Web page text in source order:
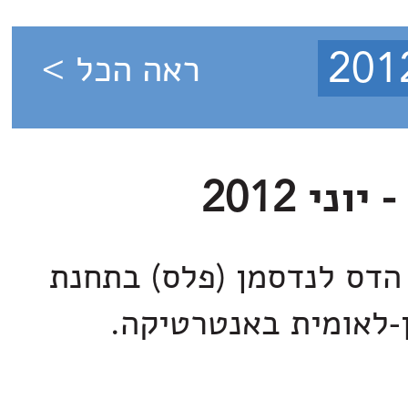
ראה הכל >
לנדסמן (פלס) בתחנת
לאומית באנטרטיקה.